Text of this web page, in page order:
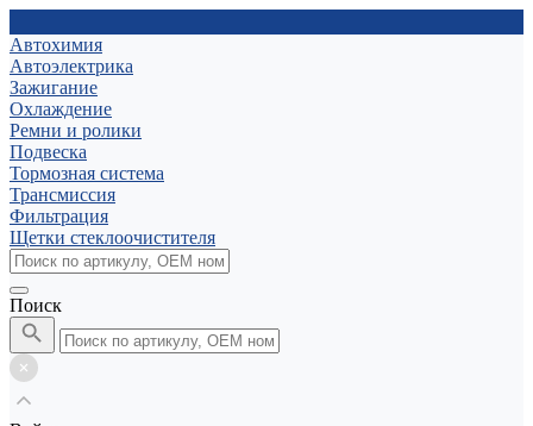
Автохимия
Автоэлектрика
Зажигание
Охлаждение
Ремни и ролики
Подвеска
Тормозная система
Трансмиссия
Фильтрация
Щетки стеклоочистителя
Поиск